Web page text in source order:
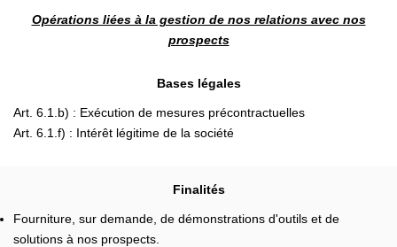
Opérations liées à la gestion de nos relations avec nos
prospects
Bases légales
Art. 6.1.b) : Exécution de mesures précontractuelles
Art. 6.1.f) : Intérêt légitime de la société
Finalités
Fourniture, sur demande, de démonstrations d'outils et de
solutions à nos prospects.